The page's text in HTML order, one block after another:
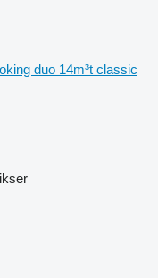
duo 14m³t classic